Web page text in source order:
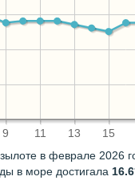
9 11 13 15
в феврале 2026
в море достигала